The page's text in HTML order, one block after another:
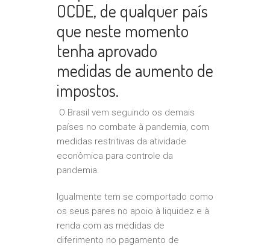
OCDE, de qualquer país
que neste momento
tenha aprovado
medidas de aumento de
impostos.
O Brasil vem seguindo os demais
países no combate à pandemia, com
medidas restritivas da atividade
econômica para controle da
pandemia.
Igualmente tem se comportado como
os seus pares no apoio à liquidez e à
renda com as medidas de
diferimento no pagamento de